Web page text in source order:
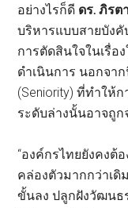
อย่างไรก็ดี ดร. ภิรต
บริหารแบบสายบังคั
การตัดสินใจในเรื่อ
ดำเนินการ นอกจา
(Seniority) ที่ทำให้
ระดับล่างนั้นอาจถู
“องค์กรไทยยังคง
คล่องตัวมากกว่าเ
ขั้นลง ปลูกฝังวัฒนธ